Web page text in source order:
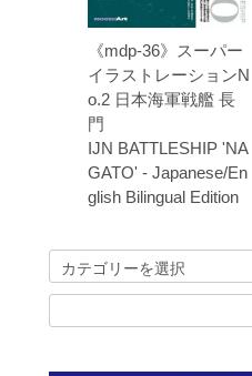
《mdp-36》スーパー
イラストレーションN
o.2 日本海軍戦艦 長
門
IJN BATTLESHIP 'NA
GATO' - Japanese/En
glish Bilingual Edition